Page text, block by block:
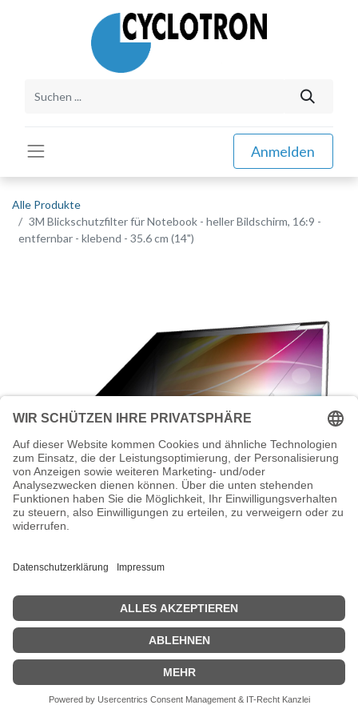
Anmelden
Alle Produkte
3M Blickschutzfilter für Notebook - heller Bildschirm, 16:9 -
entfernbar - klebend - 35.6 cm (14")
3M Blickschutzfilter für Notebook -
heller Bildschirm, 16:9 - entfernbar -
klebend - 35.6 cm (14")
3M - Blickschutzfilter für Notebook - heller Bildschirm, 16:9 -